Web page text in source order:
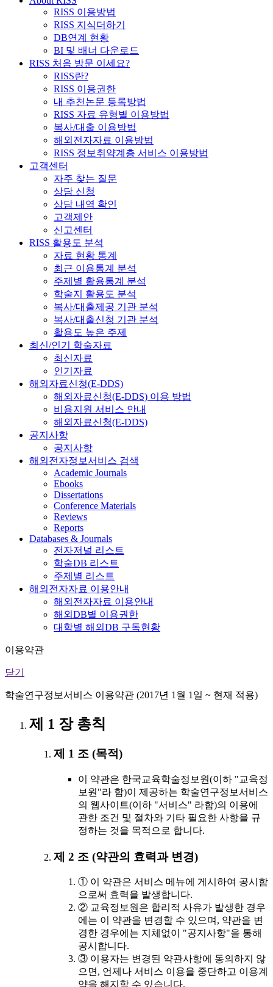
RISS 이용방법
RISS 지식더하기
DB연계 현황
BI 및 배너 다운로드
RISS 처음 방문 이세요?
RISS란?
RISS 이용권한
내 추천논문 등록방법
RISS 자료 유형별 이용방법
복사/대출 이용방법
해외전자자료 이용방법
RISS 정보취약계층 서비스 이용방법
고객센터
자주 찾는 질문
상담 신청
상담 내역 확인
고객제안
신고센터
RISS 활용도 분석
자료 현황 통계
최근 이용통계 분석
주제별 활용통계 분석
학술지 활용도 분석
복사/대출제공 기관 분석
복사/대출신청 기관 분석
활용도 높은 주제
최신/인기 학술자료
최신자료
인기자료
해외자료신청(E-DDS)
해외자료신청(E-DDS) 이용 방법
비용지원 서비스 안내
해외자료신청(E-DDS)
공지사항
공지사항
해외전자정보서비스 검색
Academic Journals
Ebooks
Dissertations
Conference Materials
Reviews
Reports
Databases & Journals
전자저널 리스트
학술DB 리스트
주제별 리스트
해외전자자료 이용안내
해외전자자료 이용안내
해외DB별 이용권한
대학별 해외DB 구독현황
이용약관
닫기
학술연구정보서비스 이용약관 (2017년 1월 1일 ~ 현재 적용)
제 1 장 총칙
제 1 조 (목적)
이 약관은 한국교육학술정보원(이하 "교육정
보원"라 함)이 제공하는 학술연구정보서비스
의 웹사이트(이하 "서비스" 라함)의 이용에
관한 조건 및 절차와 기타 필요한 사항을 규
정하는 것을 목적으로 합니다.
제 2 조 (약관의 효력과 변경)
① 이 약관은 서비스 메뉴에 게시하여 공시함
으로써 효력을 발생합니다.
② 교육정보원은 합리적 사유가 발생한 경우
에는 이 약관을 변경할 수 있으며, 약관을 변
경한 경우에는 지체없이 "공지사항"을 통해
공시합니다.
③ 이용자는 변경된 약관사항에 동의하지 않
으면, 언제나 서비스 이용을 중단하고 이용계
약을 해지할 수 있습니다.